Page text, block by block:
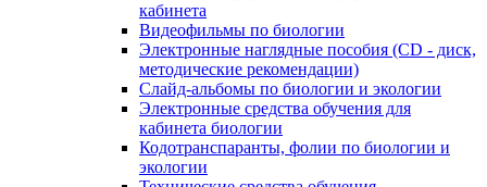
кабинета
Видеофильмы по биологии
Электронные наглядные пособия (CD - диск,
методические рекомендации)
Слайд-альбомы по биологии и экологии
Электронные средства обучения для
кабинета биологии
Кодотранспаранты, фолии по биологии и
экологии